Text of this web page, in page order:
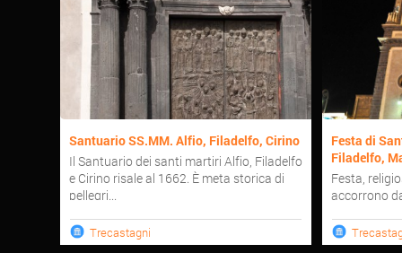
Santuario SS.MM. Alfio, Filadelfo, Cirino
Il Santuario dei santi martiri Alfio, Filadelfo
e Cirino risale al 1662. È meta storica di
pellegri...
Trecastagni
Festa di
Filadelfo,
Festa,
accorrono